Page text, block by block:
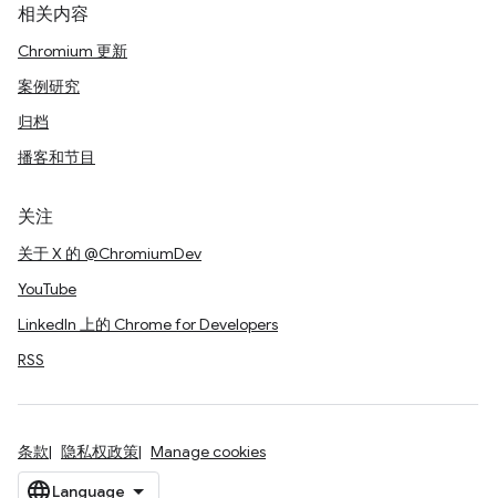
相关内容
Chromium 更新
案例研究
归档
播客和节目
关注
关于 X 的 @ChromiumDev
YouTube
LinkedIn 上的 Chrome for Developers
RSS
条款 隐私权政策 Manage cookies